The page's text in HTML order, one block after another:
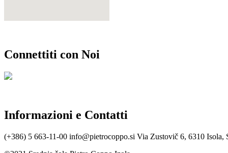
Connettiti con Noi
Informazioni e Contatti
(+386) 5 663-11-00 info@pietrocoppo.si Via Zustovič 6, 6310 Isola,